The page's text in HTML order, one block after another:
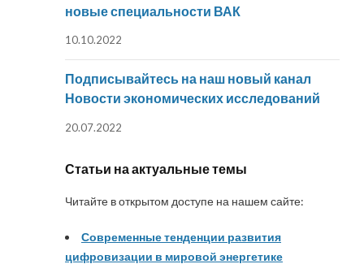
новые специальности ВАК
10.10.2022
Подписывайтесь на наш новый канал
Новости экономических исследований
20.07.2022
Статьи на актуальные темы
Читайте в открытом доступе на нашем сайте:
Современные тенденции развития
цифровизации в мировой энергетике